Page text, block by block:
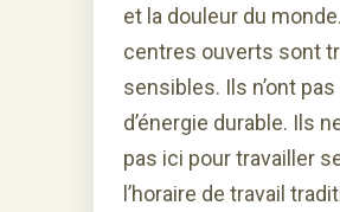
et la douleur du
centres ouverts sont
sensibles. Ils n’ont pas
d’énergie durable. Ils
pas ici pour travailler
l’horaire de travail